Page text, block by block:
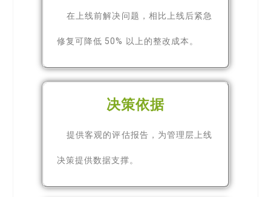
在上线前解决问题，相比上线后紧急
修复可降低 50% 以上的整改成本。
决策依据
提供客观的评估报告，为管理层上线
决策提供数据支撑。